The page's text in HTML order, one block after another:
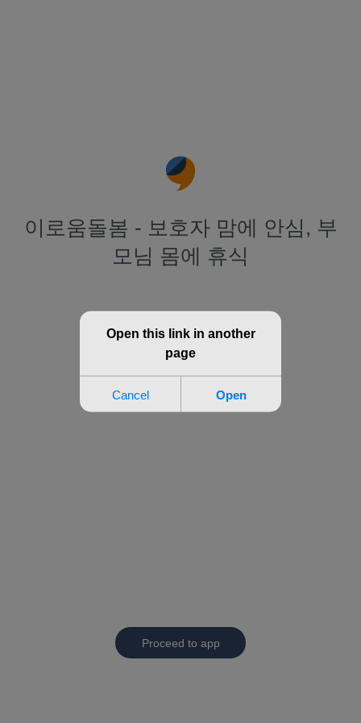
이로움돌봄 - 보호자 맘에 안심, 부
모님 몸에 휴식
Proceed to app